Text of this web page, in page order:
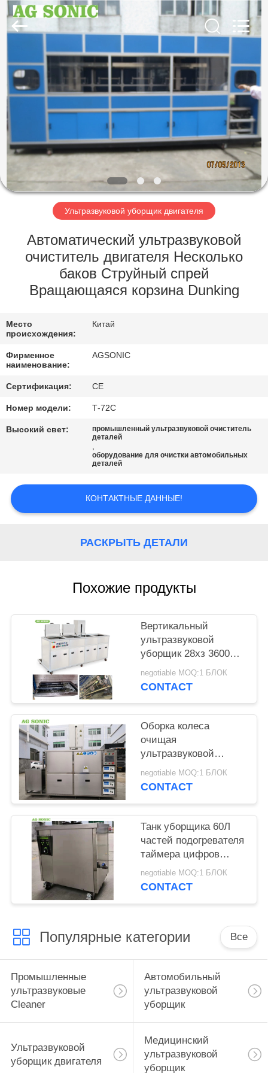
ДОМ
ПРОДУКТЫ
VR
ШОУ
НАС
ПУТЕШЕСТВИЕ
ФАБРИКИ
ПРОВЕРКА
КАЧЕСТВА
СВЯЖИТЕСЬ
МЫ
СПРОСИТЕ
ЦИТАТУ
PRIVACY
POLICY
AG
Sonic
Technology
limited.
Ультразвуковой уборщик двигателя
Автоматический ультразвуковой
очиститель двигателя Несколько
баков Струйный спрей
Вращающаяся корзина Dunking
Место
происхождения:
Китай
Фирменное
наименование:
AGSONIC
Сертификация: CE
Номер модели: Т-72С
Высокий свет:
промышленный ультразвуковой очиститель
деталей
,
оборудование для очистки автомобильных
деталей
КОНТАКТНЫЕ ДАННЫЕ!
РАСКРЫТЬ ДЕТАЛИ
Похожие продукты
Вертикальный
ультразвуковой
уборщик 28хз 3600В
двигателя 360Л с
прикрепленной на
negotiable MOQ:1 БЛОК
CONTACT
Оборка колеса
очищая
ультразвуковой
уборщик двигателя с
контролируемым ПЛК
negotiable MOQ:1 БЛОК
CONTACT
Танк уборщика 60Л
частей подогревателя
таймера цифров
промышленный
ультразвуковой с
negotiable MOQ:1 БЛОК
CONTACT
Популярные категории Все
Промышленные
ультразвуковые
Cleaner
Автомобильный
ультразвуковой
уборщик
Ультразвуковой
уборщик двигателя
Медицинский
ультразвуковой
уборщик